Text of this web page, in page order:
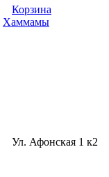
Корзина
Хаммамы
Ул. Афонская 1 к2